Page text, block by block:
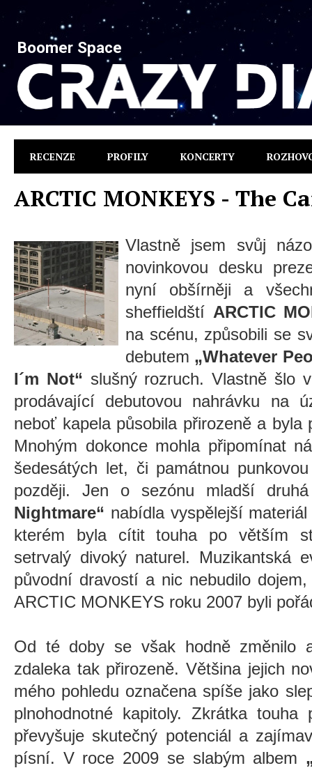
Boomer Space
RECENZE PROFILY KONCERTY
ARCTIC MONKEYS - The
Vlastně jsem svůj
novinkovou desku
nyní obšírněji a
sheffieldští ARCTIC
na scénu, způsobili se
debutem „Whatever
I´m Not“ slušný rozruch. Vlastně šlo
prodávající debutovou nahrávku na
neboť kapela působila přirozeně a byla
Mnohým dokonce mohla připomínat
šedesátých let, či památnou
později. Jen o sezónu mladší
Nightmare“ nabídla vyspělejší
kterém byla cítit touha po větším
setrvalý divoký naturel. Muzikantská
původní dravostí a nic nebudilo
ARCTIC MONKEYS roku 2007 byli
Od té doby se však hodně změnilo
zdaleka tak přirozeně. Většina jejich
mého pohledu označena spíše jako
plnohodnotné kapitoly. Zkrátka
převyšuje skutečný potenciál a
písní. V roce 2009 se slabým albem